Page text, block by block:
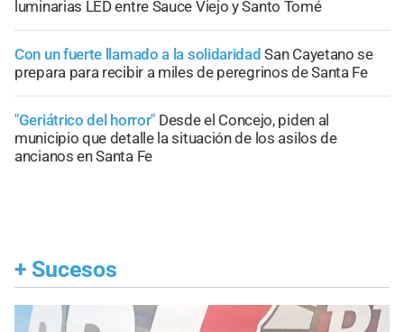
luminarias LED entre Sauce Viejo y Santo Tomé
Con un fuerte llamado a la solidaridad San Cayetano se
prepara para recibir a miles de peregrinos de Santa Fe
"Geriátrico del horror" Desde el Concejo, piden al
municipio que detalle la situación de los asilos de
ancianos en Santa Fe
+ Sucesos